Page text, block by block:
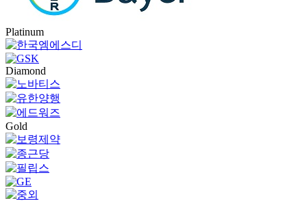
Platinum
Diamond
Gold